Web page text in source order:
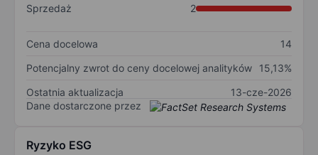
Sprzedaż
2
Cena docelowa
14
Potencjalny zwrot do ceny docelowej analityków
15,13%
Ostatnia aktualizacja
13-cze-2026
Dane dostarczone przez
Ryzyko ESG